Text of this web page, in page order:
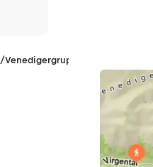
/Venedigergruppe